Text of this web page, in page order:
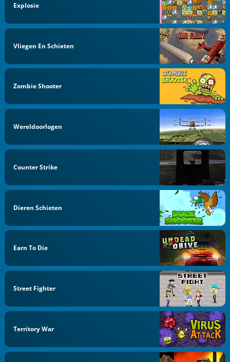
Explosie
Vliegen En Schieten
Zombie Shooter
Wereldoorlogen
Counter Strike
Dieren Schieten
Earn To Die
Street Fighter
Territory War